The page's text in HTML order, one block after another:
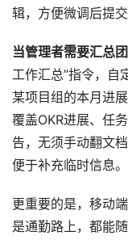
辑，方便微调后提交
当管理者需要汇总
工作汇总”指令，自
某项目组的本月进
覆盖OKR进展、任
告，无须手动翻文
便于补充临时信息。
更重要的是，移动
是通勤路上，都能